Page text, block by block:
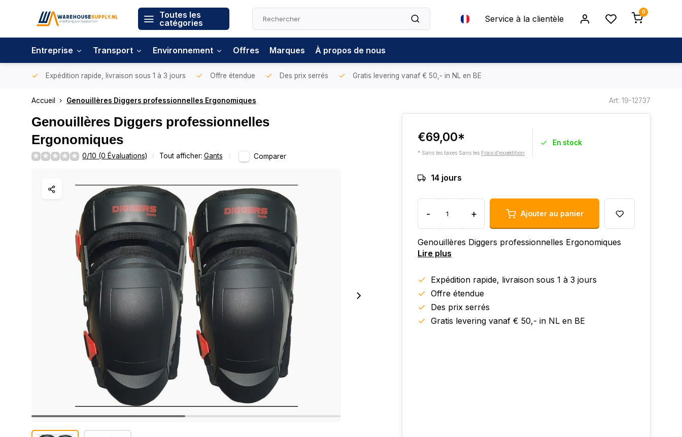
Toutes les
catégories
Service à la clientèle
0
Entreprise Transport Environnement Offres Marques À propos de nous
Expédition rapide, livraison sous 1 à 3 jours Offre étendue Des prix serrés Gratis levering vanaf € 50,- in NL en BE
Accueil Genouillères Diggers professionnelles Ergonomiques Art: 19-12737
Genouillères Diggers professionnelles
Ergonomiques
0/10 (0 Évaluations) Tout afficher: Gants Comparer
€69,00*
* Sans les taxes Sans les Frais d'expédition
En stock
14 jours
- + Ajouter au panier
Genouillères Diggers professionnelles Ergonomiques
Lire plus
Expédition rapide, livraison sous 1 à 3 jours
Offre étendue
Des prix serrés
Gratis levering vanaf € 50,- in NL en BE